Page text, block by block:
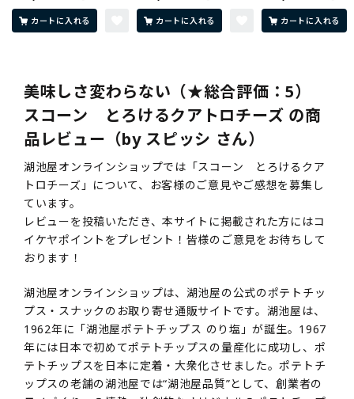
カートに入れる カートに入れる カートに入れる
美味しさ変わらない（★総合評価：5）
スコーン とろけるクアトロチーズ の商
品レビュー（by スピッシ さん）
湖池屋オンラインショップでは「スコーン とろけるクア
トロチーズ」について、お客様のご意見やご感想を募集し
ています。
レビューを投稿いただき、本サイトに掲載された方にはコ
イケヤポイントをプレゼント！皆様のご意見をお待ちして
おります！
湖池屋オンラインショップは、湖池屋の公式のポテトチッ
プス・スナックのお取り寄せ通販サイトです。湖池屋は、
1962年に「湖池屋ポテトチップス のり塩」が誕生。1967
年には日本で初めてポテトチップスの量産化に成功し、ポ
テトチップスを日本に定着・大衆化させました。ポテトチ
ップスの老舗の湖池屋では“湖池屋品質”として、創業者の